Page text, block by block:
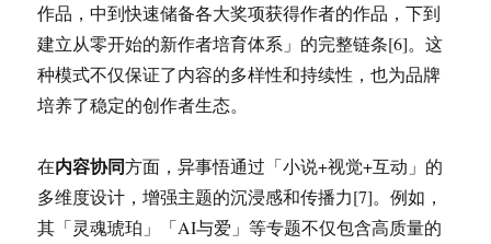
作品，中到快速储备各大奖项获得作者的作品，下到
建立从零开始的新作者培育体系」的完整链条[6]。这
种模式不仅保证了内容的多样性和持续性，也为品牌
培养了稳定的创作者生态。
在内容协同方面，异事悟通过「小说+视觉+互动」的
多维度设计，增强主题的沉浸感和传播力[7]。例如，
其「灵魂琥珀」「AI与爱」等专题不仅包含高质量的